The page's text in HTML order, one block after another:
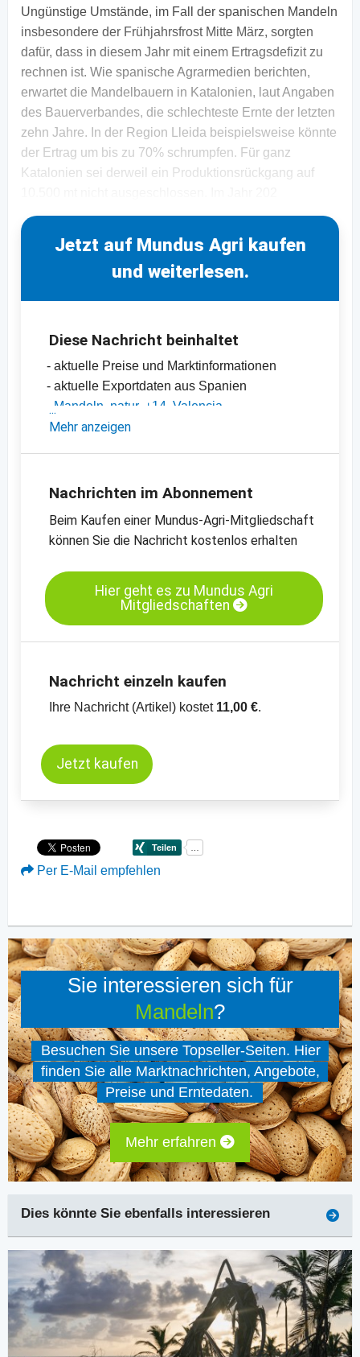
Ungünstige Umstände, im Fall der spanischen Mandeln
insbesondere der Frühjahrsfrost Mitte März, sorgten
dafür, dass in diesem Jahr mit einem Ertragsdefizit zu
rechnen ist. Wie spanische Agrarmedien berichten,
erwartet die Mandelbauern in Katalonien, laut Angaben
des Bauerverbandes, die schlechteste Ernte der letzten
zehn Jahre. In der Region Lleida beispielsweise könnte
der Ertrag um bis zu 70% schrumpfen. Für ganz
Katalonien sei derweil ein Produktionsrückgang auf
Jetzt auf Mundus Agri kaufen
und weiterlesen.
Diese Nachricht beinhaltet
- aktuelle Preise und Marktinformationen
- aktuelle Exportdaten aus Spanien
Mandeln, natur, +14, Valencia
-Mandeln, natur, 12/14 mm, Valencia
-weitere Preischarts
Mehr anzeigen
Nachrichten im Abonnement
Beim Kaufen einer Mundus-Agri-Mitgliedschaft
können Sie die Nachricht kostenlos erhalten
Hier geht es zu Mundus Agri
Mitgliedschaften
Nachricht einzeln kaufen
Ihre Nachricht (Artikel) kostet 11,00 €.
Jetzt kaufen
Per E-Mail empfehlen
Sie interessieren sich für
Mandeln?
Besuchen Sie unsere Topseller-Seiten. Hier
finden Sie alle Marktnachrichten, Angebote,
Preise und Erntedaten.
Mehr erfahren
Dies könnte Sie ebenfalls interessieren